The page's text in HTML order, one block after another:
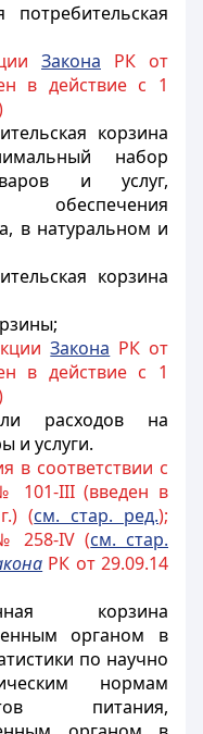
Закона РК от
в действие с 1
корзина
набор
и услуг,
в натуральном и
корзина
Закона РК от
в действие с 1
расходов на
и услуги.
в соответствии с
101-III (введен в
(см. стар. ред.);
258-IV (см. стар.
РК от 29.09.14
корзина
органом в
по научно
нормам
питания,